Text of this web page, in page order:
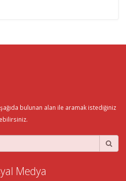
bulunan alan ile aramak istediğiniz
Medya